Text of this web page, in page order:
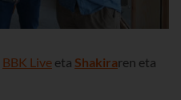
BBK Live eta Shakiraren eta